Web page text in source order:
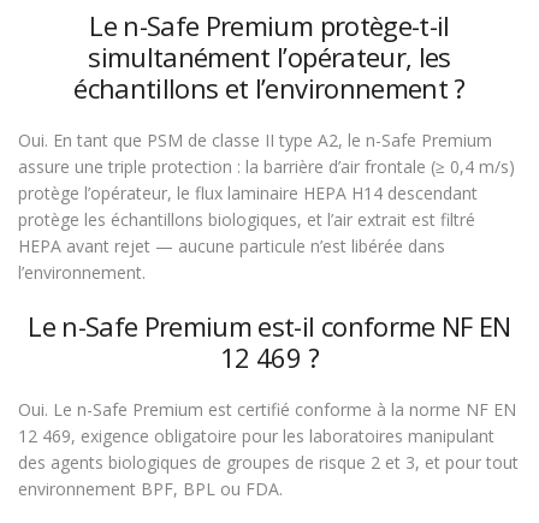
Le n-Safe Premium protège-t-il
simultanément l’opérateur, les
échantillons et l’environnement ?
Oui. En tant que PSM de classe II type A2, le n-Safe Premium
assure une triple protection : la barrière d’air frontale (≥ 0,4 m/s)
protège l’opérateur, le flux laminaire HEPA H14 descendant
protège les échantillons biologiques, et l’air extrait est filtré
HEPA avant rejet — aucune particule n’est libérée dans
l’environnement.
Le n-Safe Premium est-il conforme NF EN
12 469 ?
Oui. Le n-Safe Premium est certifié conforme à la norme NF EN
12 469, exigence obligatoire pour les laboratoires manipulant
des agents biologiques de groupes de risque 2 et 3, et pour tout
environnement BPF, BPL ou FDA.